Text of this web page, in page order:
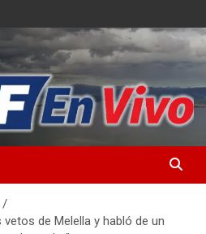
de Melella y habló de un